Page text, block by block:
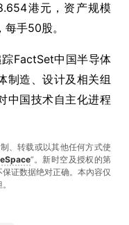
港元，资产规模
手50股。
FactSet中国半导体
制造、设计及相关组
中国技术自主化进程
、转载或以其他任何方式使
”。新时空及授权的第
证数据绝对正确。本內容仅